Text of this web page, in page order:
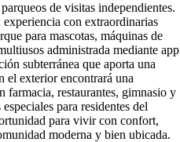
de visitas independientes.
con extraordinarias
para mascotas, máquinas de
administrada mediante
subterránea que aporta una
el exterior encontrará una
farmacia, restaurantes, gimnasio y
para residentes del
para vivir con confort,
moderna y bien ubicada.